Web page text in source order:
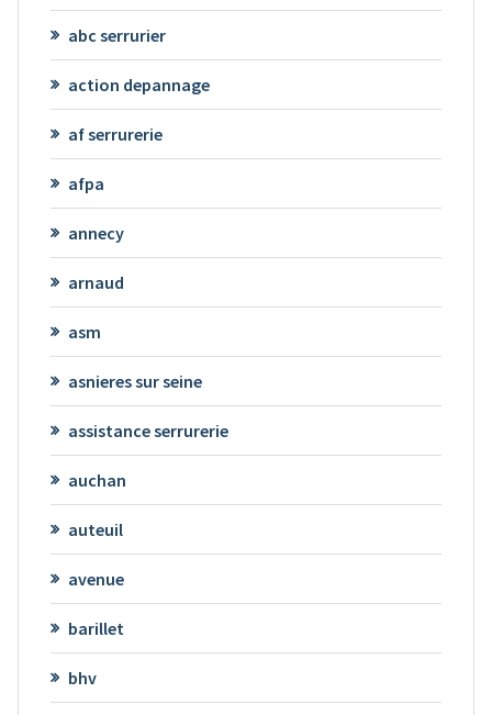
abc serrurier
action depannage
af serrurerie
afpa
annecy
arnaud
asm
asnieres sur seine
assistance serrurerie
auchan
auteuil
avenue
barillet
bhv